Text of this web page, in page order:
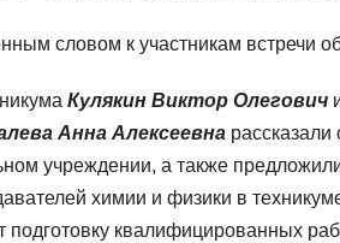
словом к участникам встречи
Кулякин Виктор Олегович
Анна Алексеевна
учреждении, а также
химии и физики в
подготовку квалифицированных